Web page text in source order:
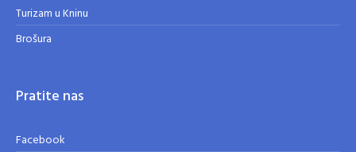
Turizam u Kninu
Brošura
Pratite nas
Facebook